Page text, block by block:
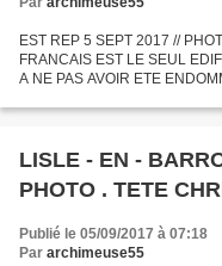
EST REP 5 SEPT 2017 //
FRANCAIS EST LE SEUL
A NE PAS AVOIR ETE
LISLE - EN - BARROIS . MEUSE .
Publié le 05/09/2017 à 07:18
Par archimeuse55